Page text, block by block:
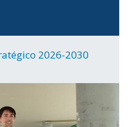
2026-2030